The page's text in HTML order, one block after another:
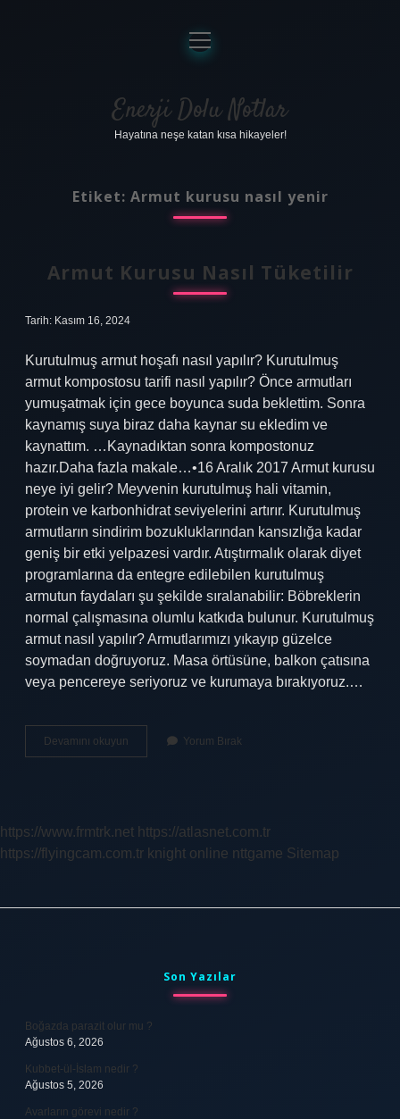
Anasayfa
Gizlilik Politikası
Yasal Uyarı
menüyü
aç
Enerji Dolu Notlar
Hayatına neşe katan kısa hikayeler!
Etiket: Armut kurusu nasıl yenir
Armut Kurusu Nasıl Tüketilir
Tarih: Kasım 16, 2024
Kurutulmuş armut hoşafı nasıl yapılır? Kurutulmuş
armut kompostosu tarifi nasıl yapılır? Önce armutları
yumuşatmak için gece boyunca suda beklettim. Sonra
kaynamış suya biraz daha kaynar su ekledim ve
kaynattım. …Kaynadıktan sonra kompostonuz
hazır.Daha fazla makale…•16 Aralık 2017 Armut kurusu
neye iyi gelir? Meyvenin kurutulmuş hali vitamin,
protein ve karbonhidrat seviyelerini artırır. Kurutulmuş
armutların sindirim bozukluklarından kansızlığa kadar
geniş bir etki yelpazesi vardır. Atıştırmalık olarak diyet
programlarına da entegre edilebilen kurutulmuş
armutun faydaları şu şekilde sıralanabilir: Böbreklerin
normal çalışmasına olumlu katkıda bulunur. Kurutulmuş
armut nasıl yapılır? Armutlarımızı yıkayıp güzelce
soymadan doğruyoruz. Masa örtüsüne, balkon çatısına
veya pencereye seriyoruz ve kurumaya bırakıyoruz.…
Devamını okuyun
Kurusu
Yorum Bırak
https://www.frmtrk.net https://atlasnet.com.tr
https://flyingcam.com.tr knight online nttgame Sitemap
Son Yazılar
Boğazda parazit olur mu ?
Ağustos 6, 2026
Kubbet-ül-İslam nedir ?
Ağustos 5, 2026
Avarların görevi nedir ?